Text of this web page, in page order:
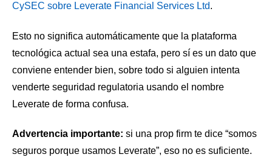
CySEC sobre Leverate Financial Services Ltd.
Esto no significa automáticamente que la plataforma
tecnológica actual sea una estafa, pero sí es un dato que
conviene entender bien, sobre todo si alguien intenta
venderte seguridad regulatoria usando el nombre
Leverate de forma confusa.
Advertencia importante: si una prop firm te dice “somos
seguros porque usamos Leverate”, eso no es suficiente.